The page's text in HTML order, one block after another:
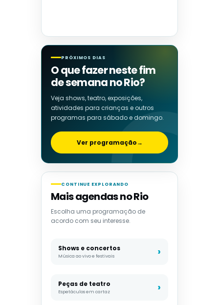
PRÓXIMOS DIAS
O que fazer neste fim
de semana no Rio?
Veja shows, teatro, exposições,
atividades para crianças e outros
programas para sábado e domingo.
Ver programação→
CONTINUE EXPLORANDO
Mais agendas no Rio
Escolha uma programação de
acordo com seu interesse.
Shows e concertos
Música ao vivo e festivais
Peças de teatro
Espetáculos em cartaz